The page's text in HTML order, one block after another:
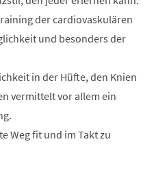
der cardiovaskulären
und besonders der
in der Hüfte, den Knien
vermittelt vor allem ein
Weg fit und im Takt zu